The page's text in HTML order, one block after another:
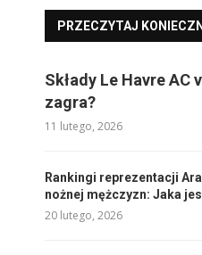
PRZECZYTAJ
Składy Le Havre AC
zagra?
11 lutego, 2026
Rankingi reprezentacji
nożnej mężczyzn: Jaka
20 lutego, 2026